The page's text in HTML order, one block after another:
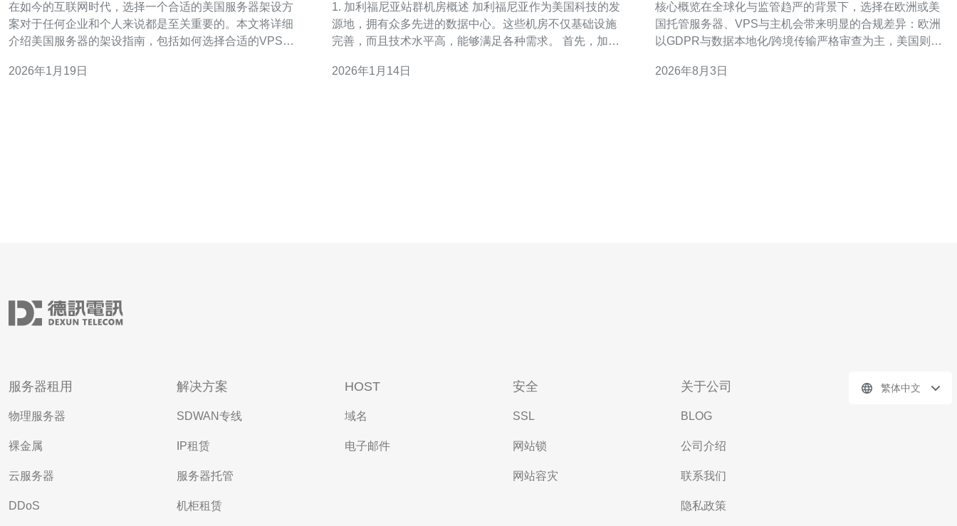
在如今的互联网时代，选择一个合适的美国服务器架设方
案对于任何企业和个人来说都是至关重要的。本文将详细
介绍美国服务器的架设指南，包括如何选择合适的VPS、
讯电讯作为您的服务提供商，以确保您获得最佳的网络体
2026年1月19日
1. 加利福尼亚站群机房概述 加利福尼亚作为美国科技的发
源地，拥有众多先进的数据中心。这些机房不仅基础设施
完善，而且技术水平高，能够满足各种需求。 首先，加利
提供快速的访问速度。 其次，这里的数据中心采用了最新
2026年1月14日
核心概览在全球化与监管趋严的背景下，选择在欧洲或美
国托管服务器、VPS与主机会带来明显的合规差异：欧洲
以GDPR与数据本地化/跨境传输严格审查为主，美国则因
密、密钥管理、合约条款与边缘服务（如CDN与DDoS防
2026年8月3日
服务器租用
物理服务器
裸金属
云服务器
DDoS
解决方案
SDWAN专线
IP租赁
服务器托管
机柜租赁
HOST
域名
电子邮件
安全
SSL
网站锁
网站容灾
关于公司
BLOG
公司介绍
联系我们
隐私政策
繁体中文